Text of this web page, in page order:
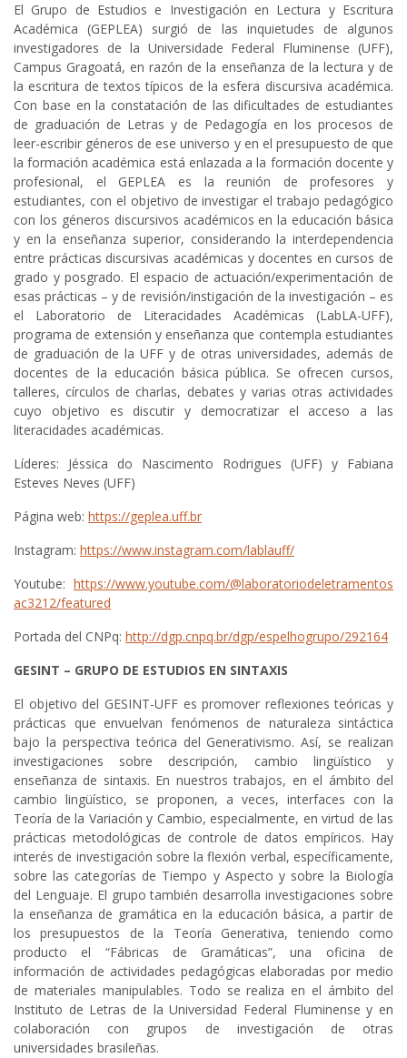
El Grupo de Estudios e Investigación en Lectura y Escritura
Académica (GEPLEA) surgió de las inquietudes de algunos
investigadores de la Universidade Federal Fluminense (UFF),
Campus Gragoatá, en razón de la enseñanza de la lectura y de
la escritura de textos típicos de la esfera discursiva académica.
Con base en la constatación de las dificultades de estudiantes
de graduación de Letras y de Pedagogía en los procesos de
leer-escribir géneros de ese universo y en el presupuesto de que
la formación académica está enlazada a la formación docente y
profesional, el GEPLEA es la reunión de profesores y
estudiantes, con el objetivo de investigar el trabajo pedagógico
con los géneros discursivos académicos en la educación básica
y en la enseñanza superior, considerando la interdependencia
entre prácticas discursivas académicas y docentes en cursos de
grado y posgrado. El espacio de actuación/experimentación de
esas prácticas – y de revisión/instigación de la investigación – es
el Laboratorio de Literacidades Académicas (LabLA-UFF),
programa de extensión y enseñanza que contempla estudiantes
de graduación de la UFF y de otras universidades, además de
docentes de la educación básica pública. Se ofrecen cursos,
talleres, círculos de charlas, debates y varias otras actividades
cuyo objetivo es discutir y democratizar el acceso a las
literacidades académicas.
Líderes: Jéssica do Nascimento Rodrigues (UFF) y Fabiana
Esteves Neves (UFF)
Página web: https://geplea.uff.br
Instagram: https://www.instagram.com/lablauff/
Youtube: https://www.youtube.com/@laboratoriodeletramentos
ac3212/featured
Portada del CNPq: http://dgp.cnpq.br/dgp/espelhogrupo/292164
GESINT – GRUPO DE ESTUDIOS EN SINTAXIS
El objetivo del GESINT-UFF es promover reflexiones teóricas y
prácticas que envuelvan fenómenos de naturaleza sintáctica
bajo la perspectiva teórica del Generativismo. Así, se realizan
investigaciones sobre descripción, cambio lingüístico y
enseñanza de sintaxis. En nuestros trabajos, en el ámbito del
cambio lingüístico, se proponen, a veces, interfaces con la
Teoría de la Variación y Cambio, especialmente, en virtud de las
prácticas metodológicas de controle de datos empíricos. Hay
interés de investigación sobre la flexión verbal, específicamente,
sobre las categorías de Tiempo y Aspecto y sobre la Biología
del Lenguaje. El grupo también desarrolla investigaciones sobre
la enseñanza de gramática en la educación básica, a partir de
los presupuestos de la Teoría Generativa, teniendo como
producto el “Fábricas de Gramáticas”, una oficina de
información de actividades pedagógicas elaboradas por medio
de materiales manipulables. Todo se realiza en el ámbito del
Instituto de Letras de la Universidad Federal Fluminense y en
colaboración con grupos de investigación de otras
universidades brasileñas.